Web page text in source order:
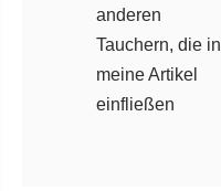
anderen
Tauchern, die in
meine Artikel
einfließen